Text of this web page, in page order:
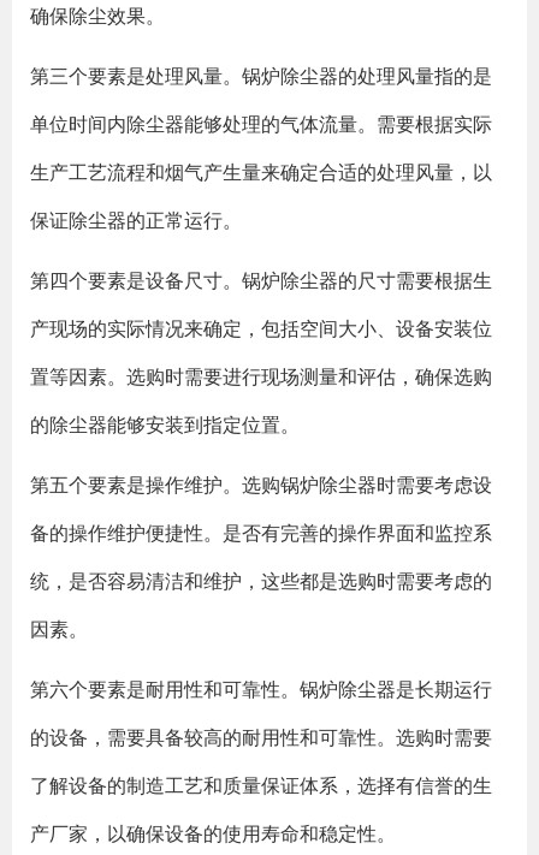
确保除尘效果。
第三个要素是处理风量。锅炉除尘器的处理风量指的是
单位时间内除尘器能够处理的气体流量。需要根据实际
生产工艺流程和烟气产生量来确定合适的处理风量，以
保证除尘器的正常运行。
第四个要素是设备尺寸。锅炉除尘器的尺寸需要根据生
产现场的实际情况来确定，包括空间大小、设备安装位
置等因素。选购时需要进行现场测量和评估，确保选购
的除尘器能够安装到指定位置。
第五个要素是操作维护。选购锅炉除尘器时需要考虑设
备的操作维护便捷性。是否有完善的操作界面和监控系
统，是否容易清洁和维护，这些都是选购时需要考虑的
因素。
第六个要素是耐用性和可靠性。锅炉除尘器是长期运行
的设备，需要具备较高的耐用性和可靠性。选购时需要
了解设备的制造工艺和质量保证体系，选择有信誉的生
产厂家，以确保设备的使用寿命和稳定性。